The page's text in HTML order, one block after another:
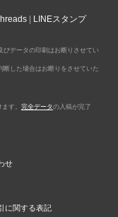
LINEスタンプ
びデータの印刷はお断りさせてい
断した場合はお断りをさせていた
す。 完全データの入稿が完了
せ
に関する表記